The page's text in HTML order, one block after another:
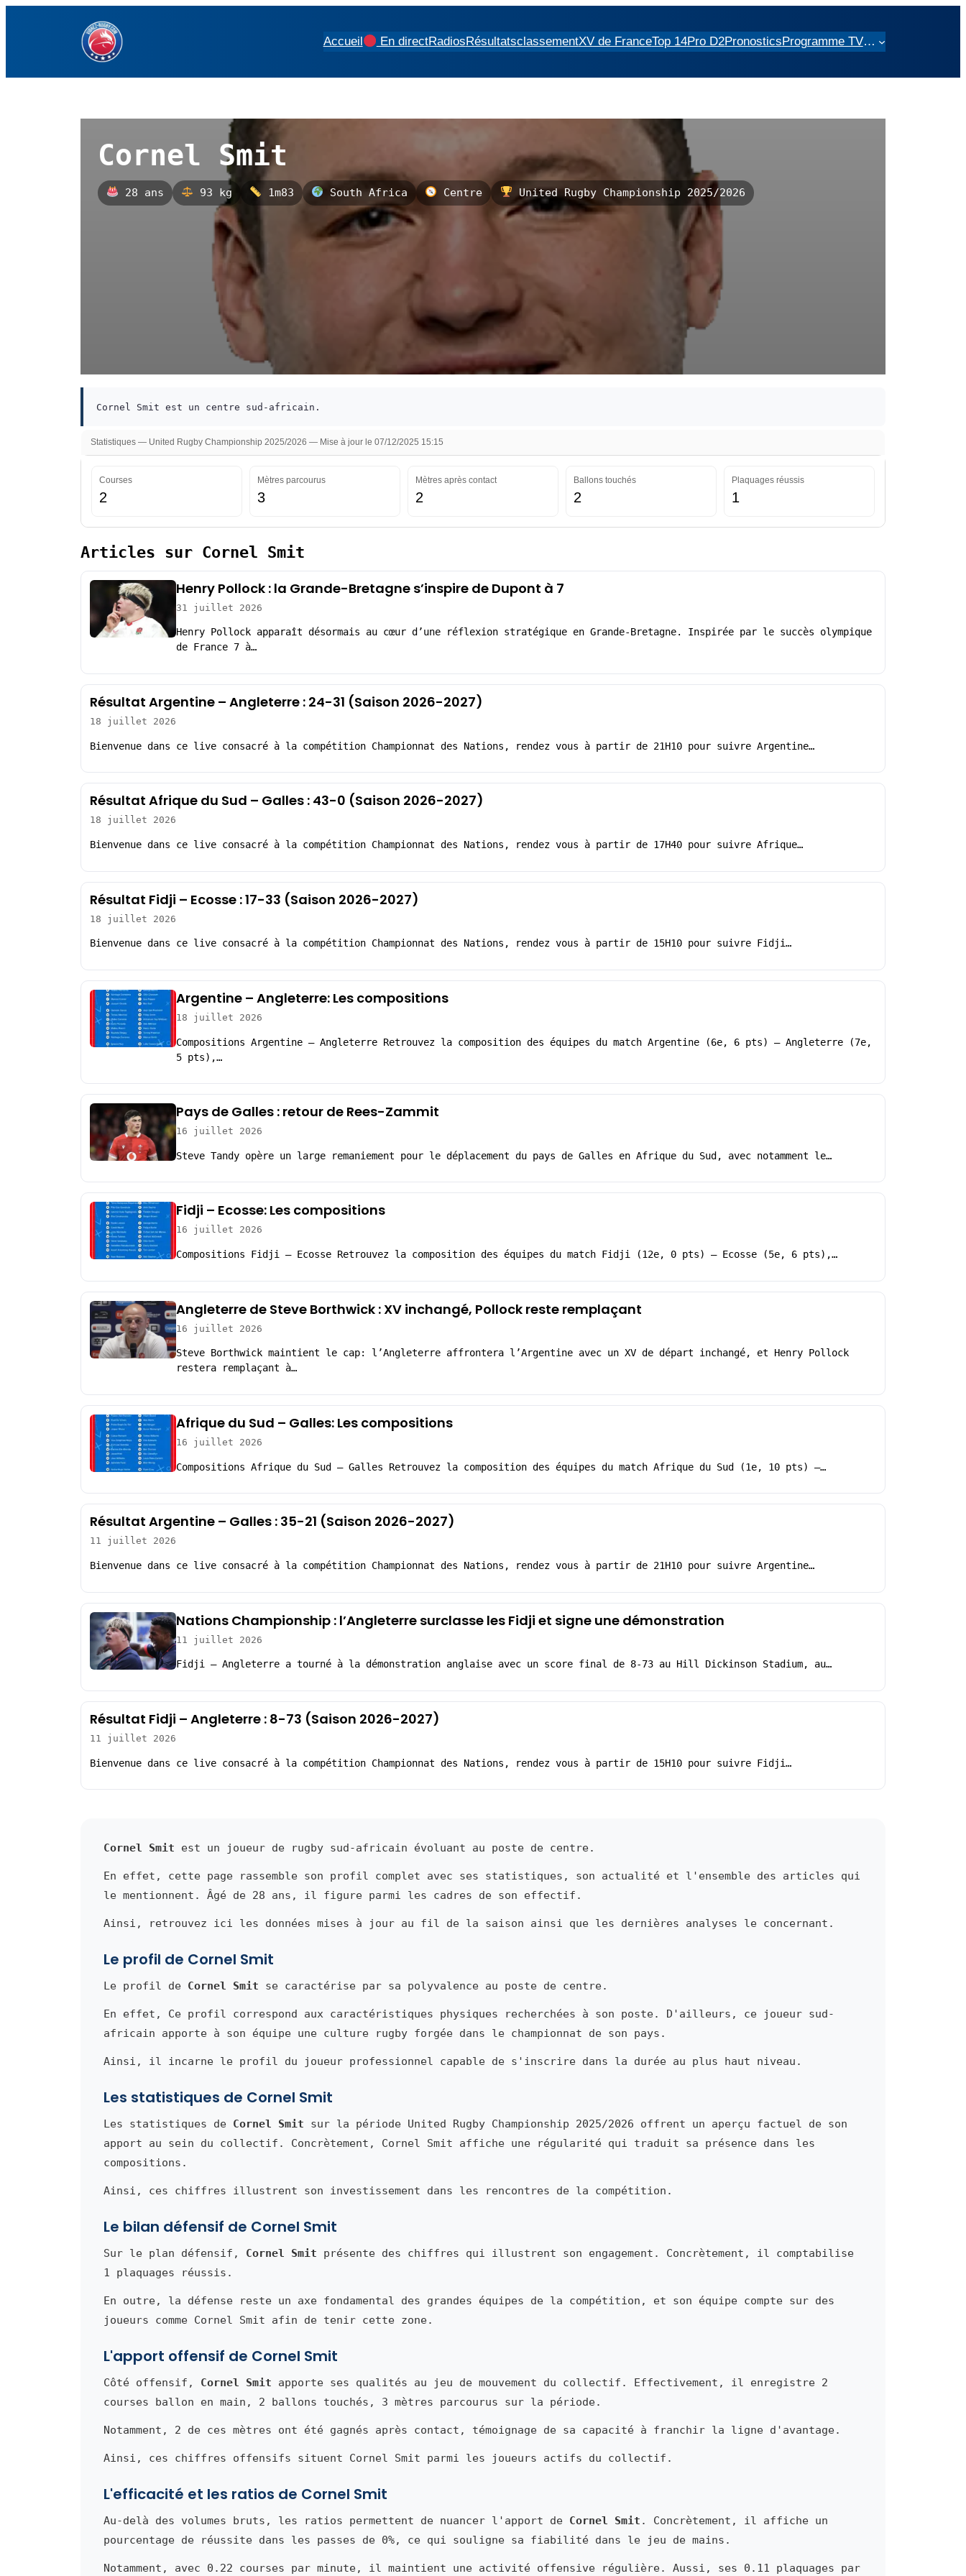
Accueil En directRadiosRésultatsclassementXV de FranceTop 14Pro D2PronosticsProgramme TV…
Cornel Smit
28 ans 93 kg 1m83 South Africa Centre United Rugby Championship 2025/2026
Cornel Smit est un centre sud-africain.
Statistiques — United Rugby Championship 2025/2026 — Mise à jour le 07/12/2025 15:15
Courses
2
Mètres parcourus
3
Mètres après contact
2
Ballons touchés
2
Plaquages réussis
1
Articles sur Cornel Smit
Henry Pollock : la Grande-Bretagne s’inspire de Dupont à 7
31 juillet 2026
Henry Pollock apparaît désormais au cœur d’une réflexion stratégique en Grande-Bretagne. Inspirée par le succès olympique
de France 7 à…
Résultat Argentine – Angleterre : 24-31 (Saison 2026-2027)
18 juillet 2026
Bienvenue dans ce live consacré à la compétition Championnat des Nations, rendez vous à partir de 21H10 pour suivre Argentine…
Résultat Afrique du Sud – Galles : 43-0 (Saison 2026-2027)
18 juillet 2026
Bienvenue dans ce live consacré à la compétition Championnat des Nations, rendez vous à partir de 17H40 pour suivre Afrique…
Résultat Fidji – Ecosse : 17-33 (Saison 2026-2027)
18 juillet 2026
Bienvenue dans ce live consacré à la compétition Championnat des Nations, rendez vous à partir de 15H10 pour suivre Fidji…
Argentine – Angleterre: Les compositions
18 juillet 2026
Compositions Argentine – Angleterre Retrouvez la composition des équipes du match Argentine (6e, 6 pts) – Angleterre (7e,
5 pts),…
Pays de Galles : retour de Rees-Zammit
16 juillet 2026
Steve Tandy opère un large remaniement pour le déplacement du pays de Galles en Afrique du Sud, avec notamment le…
Fidji – Ecosse: Les compositions
16 juillet 2026
Compositions Fidji – Ecosse Retrouvez la composition des équipes du match Fidji (12e, 0 pts) – Ecosse (5e, 6 pts),…
Angleterre de Steve Borthwick : XV inchangé, Pollock reste remplaçant
16 juillet 2026
Steve Borthwick maintient le cap: l’Angleterre affrontera l’Argentine avec un XV de départ inchangé, et Henry Pollock
restera remplaçant à…
Afrique du Sud – Galles: Les compositions
16 juillet 2026
Compositions Afrique du Sud – Galles Retrouvez la composition des équipes du match Afrique du Sud (1e, 10 pts) –…
Résultat Argentine – Galles : 35-21 (Saison 2026-2027)
11 juillet 2026
Bienvenue dans ce live consacré à la compétition Championnat des Nations, rendez vous à partir de 21H10 pour suivre Argentine…
Nations Championship : l’Angleterre surclasse les Fidji et signe une démonstration
11 juillet 2026
Fidji – Angleterre a tourné à la démonstration anglaise avec un score final de 8-73 au Hill Dickinson Stadium, au…
Résultat Fidji – Angleterre : 8-73 (Saison 2026-2027)
11 juillet 2026
Bienvenue dans ce live consacré à la compétition Championnat des Nations, rendez vous à partir de 15H10 pour suivre Fidji…
Cornel Smit est un joueur de rugby sud-africain évoluant au poste de centre.
En effet, cette page rassemble son profil complet avec ses statistiques, son actualité et l'ensemble des articles qui
le mentionnent. Âgé de 28 ans, il figure parmi les cadres de son effectif.
Ainsi, retrouvez ici les données mises à jour au fil de la saison ainsi que les dernières analyses le concernant.
Le profil de Cornel Smit
Le profil de Cornel Smit se caractérise par sa polyvalence au poste de centre.
En effet, Ce profil correspond aux caractéristiques physiques recherchées à son poste. D'ailleurs, ce joueur sud-
africain apporte à son équipe une culture rugby forgée dans le championnat de son pays.
Ainsi, il incarne le profil du joueur professionnel capable de s'inscrire dans la durée au plus haut niveau.
Les statistiques de Cornel Smit
Les statistiques de Cornel Smit sur la période United Rugby Championship 2025/2026 offrent un aperçu factuel de son
apport au sein du collectif. Concrètement, Cornel Smit affiche une régularité qui traduit sa présence dans les
compositions.
Ainsi, ces chiffres illustrent son investissement dans les rencontres de la compétition.
Le bilan défensif de Cornel Smit
Sur le plan défensif, Cornel Smit présente des chiffres qui illustrent son engagement. Concrètement, il comptabilise
1 plaquages réussis.
En outre, la défense reste un axe fondamental des grandes équipes de la compétition, et son équipe compte sur des
joueurs comme Cornel Smit afin de tenir cette zone.
L'apport offensif de Cornel Smit
Côté offensif, Cornel Smit apporte ses qualités au jeu de mouvement du collectif. Effectivement, il enregistre 2
courses ballon en main, 2 ballons touchés, 3 mètres parcourus sur la période.
Notamment, 2 de ces mètres ont été gagnés après contact, témoignage de sa capacité à franchir la ligne d'avantage.
Ainsi, ces chiffres offensifs situent Cornel Smit parmi les joueurs actifs du collectif.
L'efficacité et les ratios de Cornel Smit
Au-delà des volumes bruts, les ratios permettent de nuancer l'apport de Cornel Smit . Concrètement, il affiche un
pourcentage de réussite dans les passes de 0%, ce qui souligne sa fiabilité dans le jeu de mains.
Notamment, avec 0.22 courses par minute, il maintient une activité offensive régulière. Aussi, ses 0.11 plaquages par